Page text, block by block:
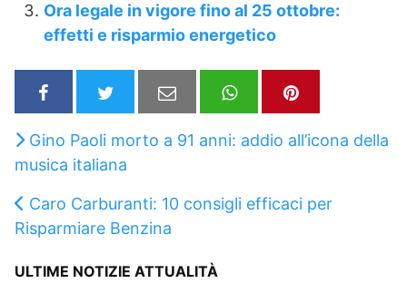
Ora legale in vigore fino al 25 ottobre:
effetti e risparmio energetico
Gino Paoli morto a 91 anni: addio all’icona della
musica italiana
Caro Carburanti: 10 consigli efficaci per
Risparmiare Benzina
ULTIME NOTIZIE ATTUALITÀ